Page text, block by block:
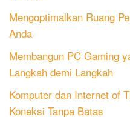
Mengoptimalkan Ruang
Anda
Membangun PC Gaming
Langkah demi Langkah
Komputer dan Internet of
Koneksi Tanpa Batas